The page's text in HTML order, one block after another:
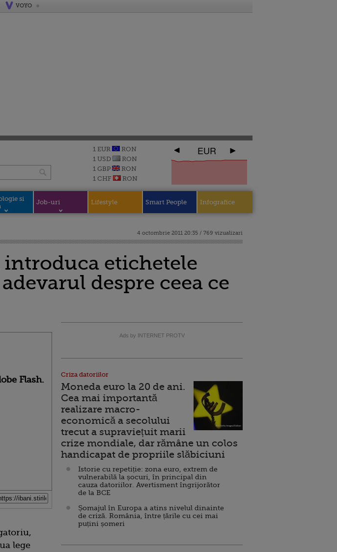
VOYO
1 EUR
RON
1 USD
RON
1 GBP
RON
1 CHF
RON
EUR
si
Job-uri Lifestyle Smart People Infografice
4 octombrie 2011 20:35 / 769 vizualizari
etichetele
despre ceea ce
Flash.
lege
Ads by INTERNET PROTV
Criza datoriilor
Moneda euro la 20 de ani.
Cea mai importantă
realizare macro-
economică a secolului
trecut a supraviețuit marii
crize mondiale, dar rămâne un colos
handicapat de propriile slăbiciuni
Istorie cu repetiție: zona euro, extrem de
vulnerabilă la șocuri, în principal din
cauza datoriilor. Avertisment îngrijorător
de la BCE
Șomajul în Europa a atins nivelul dinainte
de criză. România, între țările cu cei mai
puțini șomeri